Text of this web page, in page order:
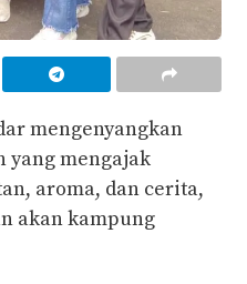
mengenyangkan
yang mengajak
aroma, dan cerita,
akan kampung